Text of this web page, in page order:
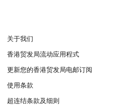
关于我们
香港贸发局流动应用程式
更新您的香港贸发局电邮订阅
使用条款
超连结条款及细则